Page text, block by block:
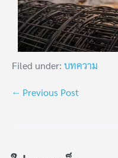
Filed under: บทความ
← Previous Post